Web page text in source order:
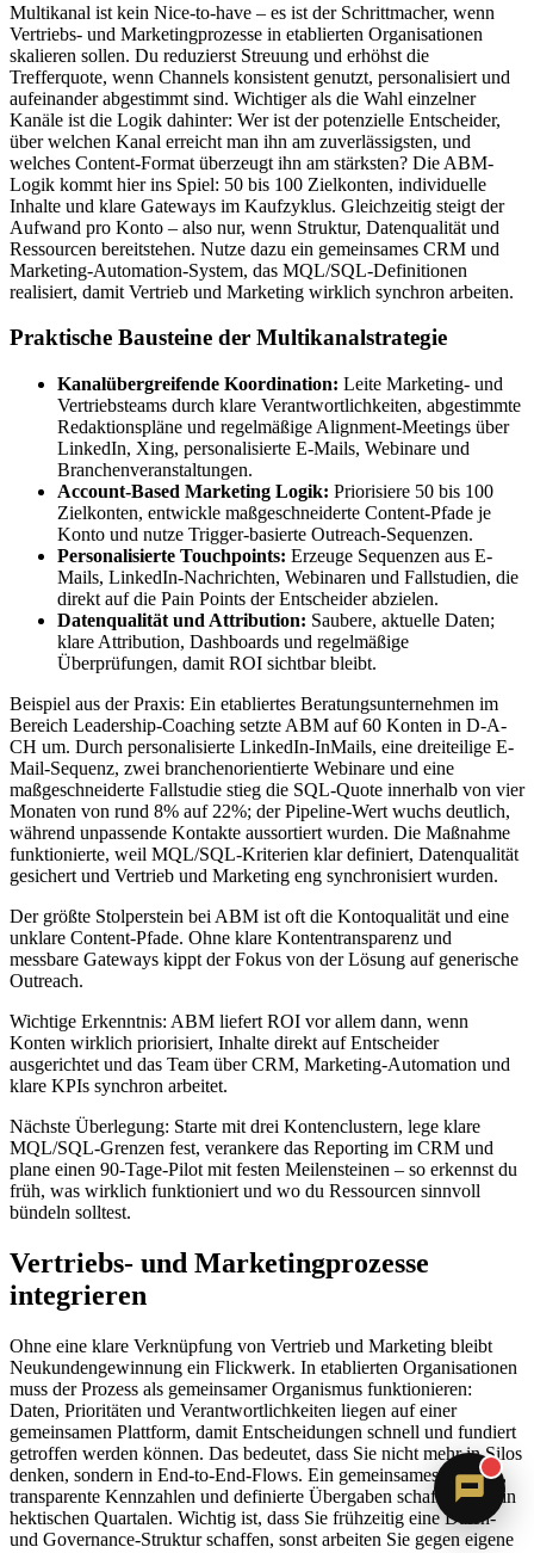
Multikanal ist kein Nice-to-have – es ist der Schrittmacher, wenn
Vertriebs- und Marketingprozesse in etablierten Organisationen
skalieren sollen. Du reduzierst Streuung und erhöhst die
Trefferquote, wenn Channels konsistent genutzt, personalisiert und
aufeinander abgestimmt sind. Wichtiger als die Wahl einzelner
Kanäle ist die Logik dahinter: Wer ist der potenzielle Entscheider,
über welchen Kanal erreicht man ihn am zuverlässigsten, und
welches Content-Format überzeugt ihn am stärksten? Die ABM-
Logik kommt hier ins Spiel: 50 bis 100 Zielkonten, individuelle
Inhalte und klare Gateways im Kaufzyklus. Gleichzeitig steigt der
Aufwand pro Konto – also nur, wenn Struktur, Datenqualität und
Ressourcen bereitstehen. Nutze dazu ein gemeinsames CRM und
Marketing-Automation-System, das MQL/SQL-Definitionen
realisiert, damit Vertrieb und Marketing wirklich synchron arbeiten.
Praktische Bausteine der Multikanalstrategie
Kanalübergreifende Koordination: Leite Marketing- und
Vertriebsteams durch klare Verantwortlichkeiten, abgestimmte
Redaktionspläne und regelmäßige Alignment-Meetings über
LinkedIn, Xing, personalisierte E-Mails, Webinare und
Branchenveranstaltungen.
Account-Based Marketing Logik: Priorisiere 50 bis 100
Zielkonten, entwickle maßgeschneiderte Content-Pfade je
Konto und nutze Trigger-basierte Outreach-Sequenzen.
Personalisierte Touchpoints: Erzeuge Sequenzen aus E-
Mails, LinkedIn-Nachrichten, Webinaren und Fallstudien, die
direkt auf die Pain Points der Entscheider abzielen.
Datenqualität und Attribution: Saubere, aktuelle Daten;
klare Attribution, Dashboards und regelmäßige
Überprüfungen, damit ROI sichtbar bleibt.
Beispiel aus der Praxis: Ein etabliertes Beratungsunternehmen im
Bereich Leadership-Coaching setzte ABM auf 60 Konten in D-A-
CH um. Durch personalisierte LinkedIn-InMails, eine dreiteilige E-
Mail-Sequenz, zwei branchenorientierte Webinare und eine
maßgeschneiderte Fallstudie stieg die SQL-Quote innerhalb von vier
Monaten von rund 8% auf 22%; der Pipeline-Wert wuchs deutlich,
während unpassende Kontakte aussortiert wurden. Die Maßnahme
funktionierte, weil MQL/SQL-Kriterien klar definiert, Datenqualität
gesichert und Vertrieb und Marketing eng synchronisiert wurden.
Der größte Stolperstein bei ABM ist oft die Kontoqualität und eine
unklare Content-Pfade. Ohne klare Kontentransparenz und
messbare Gateways kippt der Fokus von der Lösung auf generische
Outreach.
Wichtige Erkenntnis: ABM liefert ROI vor allem dann, wenn
Konten wirklich priorisiert, Inhalte direkt auf Entscheider
ausgerichtet und das Team über CRM, Marketing-Automation und
klare KPIs synchron arbeitet.
Nächste Überlegung: Starte mit drei Kontenclustern, lege klare
MQL/SQL-Grenzen fest, verankere das Reporting im CRM und
plane einen 90-Tage-Pilot mit festen Meilensteinen – so erkennst du
früh, was wirklich funktioniert und wo du Ressourcen sinnvoll
bündeln solltest.
Vertriebs- und Marketingprozesse
integrieren
Ohne eine klare Verknüpfung von Vertrieb und Marketing bleibt
Neukundengewinnung ein Flickwerk. In etablierten Organisationen
muss der Prozess als gemeinsamer Organismus funktionieren:
Daten, Prioritäten und Verantwortlichkeiten liegen auf einer
gemeinsamen Plattform, damit Entscheidungen schnell und fundiert
getroffen werden können. Das bedeutet, dass Sie nicht mehr in Silos
denken, sondern in End-to-End-Flows. Ein gemeinsames Zielbild,
transparente Kennzahlen und definierte Übergaben schaffen Halt in
hektischen Quartalen. Wichtig ist, dass Sie frühzeitig eine Daten-
und Governance-Struktur schaffen, sonst arbeiten Sie gegen eigene